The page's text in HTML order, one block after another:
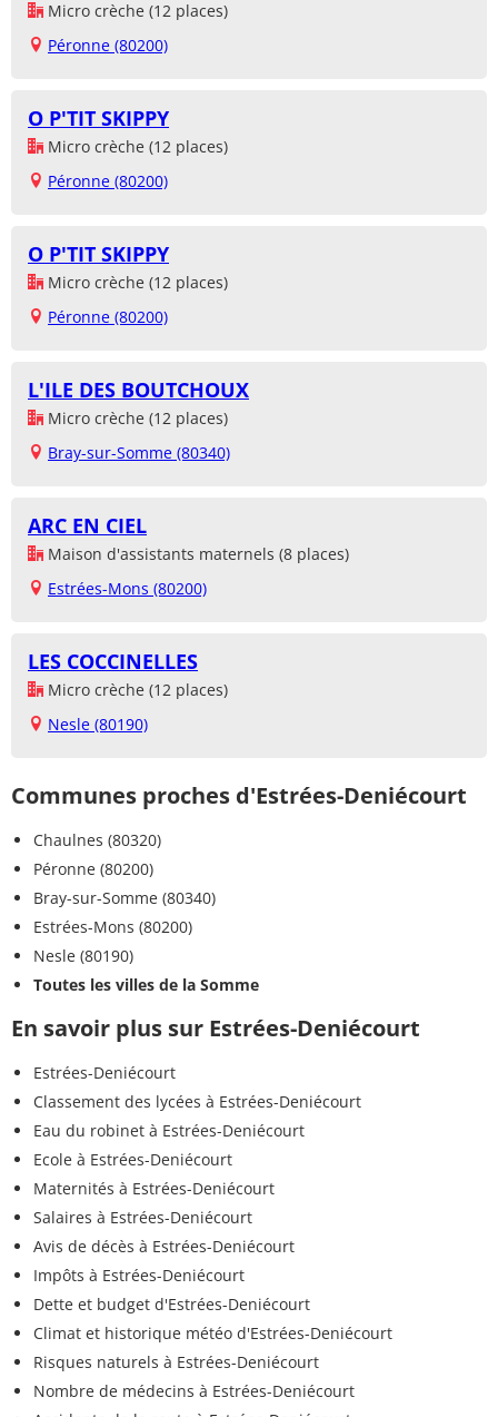
Micro crèche (12 places)
Péronne (80200)
O P'TIT SKIPPY
Micro crèche (12 places)
Péronne (80200)
O P'TIT SKIPPY
Micro crèche (12 places)
Péronne (80200)
L'ILE DES BOUTCHOUX
Micro crèche (12 places)
Bray-sur-Somme (80340)
ARC EN CIEL
Maison d'assistants maternels (8 places)
Estrées-Mons (80200)
LES COCCINELLES
Micro crèche (12 places)
Nesle (80190)
Communes proches d'Estrées-Deniécourt
Chaulnes (80320)
Péronne (80200)
Bray-sur-Somme (80340)
Estrées-Mons (80200)
Nesle (80190)
Toutes les villes de la Somme
En savoir plus sur Estrées-Deniécourt
Estrées-Deniécourt
Classement des lycées à Estrées-Deniécourt
Eau du robinet à Estrées-Deniécourt
Ecole à Estrées-Deniécourt
Maternités à Estrées-Deniécourt
Salaires à Estrées-Deniécourt
Avis de décès à Estrées-Deniécourt
Impôts à Estrées-Deniécourt
Dette et budget d'Estrées-Deniécourt
Climat et historique météo d'Estrées-Deniécourt
Risques naturels à Estrées-Deniécourt
Nombre de médecins à Estrées-Deniécourt